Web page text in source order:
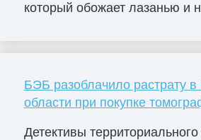
который обожает лазанью и
БЭБ разоблачило растрату в
области при покупке
Детективы